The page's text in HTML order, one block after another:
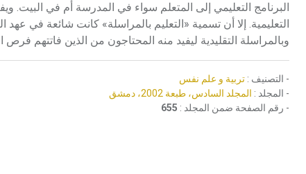
البرنامج التعليمي إلى المتعلم سواء في المدرسة أم في البيت.
التعليمية. إلا أن تسمية «التعليم بالمراسلة» كانت شائعة في
وبالمراسلة التقليدية ليفيد منه المحتاجون من الذين فاتتهم
- التصنيف : تربية و علم نفس
- المجلد : المجلد السادس، طبعة 2002، دمشق
- رقم الصفحة ضمن المجلد : 655